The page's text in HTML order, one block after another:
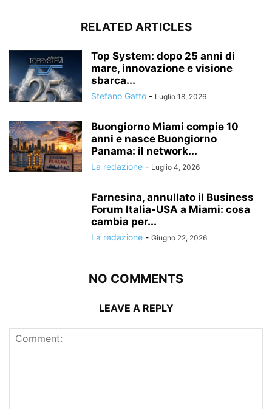
RELATED ARTICLES
Top System: dopo 25 anni di
mare, innovazione e visione
sbarca...
Stefano Gatto - Luglio 18, 2026
Buongiorno Miami compie 10
anni e nasce Buongiorno
Panama: il network...
La redazione - Luglio 4, 2026
Farnesina, annullato il Business
Forum Italia-USA a Miami: cosa
cambia per...
La redazione - Giugno 22, 2026
NO COMMENTS
LEAVE A REPLY